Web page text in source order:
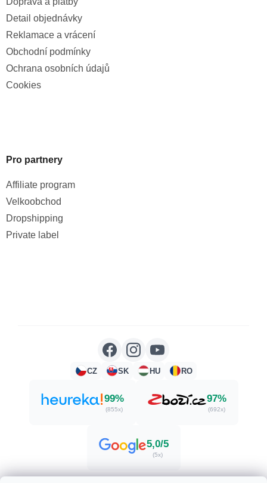
Detail objednávky
Reklamace a vrácení
Obchodní podmínky
Ochrana osobních údajů
Cookies
Pro partnery
Affiliate program
Velkoobchod
Dropshipping
Private label
CZ SK HU RO
99%
(855x)
97%
(692x)
5,0/5
(5x)